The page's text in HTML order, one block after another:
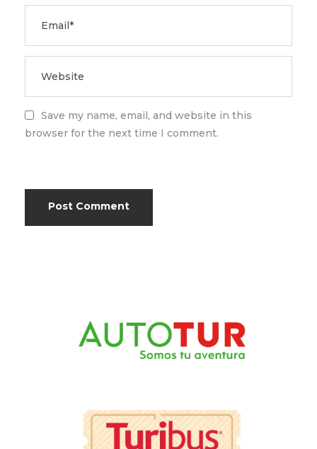
Save my name, email, and website in this
browser for the next time I comment.